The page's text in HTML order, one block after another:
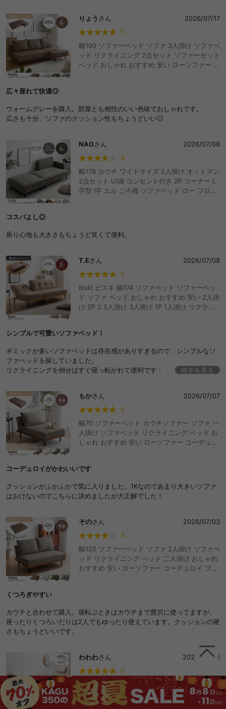
りょう さん
2026/07/17
5
幅190 ソファーベッド ソファ 3人掛け ソファベ
ッド リクライニング 2点セット ソファーセット
ベッド おしゃれ おすすめ 安い ローソファー コ
広々座れて快適◎
ウォームグレーを購入。部屋とも相性のいい色味でおしゃれです。
広さも十分、ソファのクッション性もちょうどいい◎
NAOさん
2026/07/08
4
幅178 カウチ ワイドサイズ 2人掛け オットマン
2点セット USB コンセント付き 2P コーナー L
字型 l字 エル ごろ寝 ソファベッド ロー フロア
コスパよし◎
座り心地も大きさもちょうど良くて便利。
T.Eさん
2026/07/08
5
Biski ビスキ 幅174 ソファベッド ソファーベッ
ド ソファ ベッド おしゃれ おすすめ 安い 2人掛
け 2P 2.5人掛け 3人掛け 1P 1人掛け リクライ
ー 黒脚 組立簡単
シンプルで可愛いソファベッド！
ギミックが多いソファベッドは存在感がありすぎるので、シンプルなソ
ファベッドを探していました。
リクライニングを倒せばすぐ寝っ転がれて便利です！
続きを見る
もかさん
2026/07/07
5
幅70 ソファーベッド カウチソファー ソファ 一
人掛け ソファベッド リクライニング ベッド お
しゃれ おすすめ 安い ローソファー コーデュロ
りたたみ 寝れる ごろ寝
コーデュロイがかわいいです
クッションがふかふかで気に入りました。1Kなのであまり大きいソファ
はおけないのでこちらに決めましたが大正解でした！
そのさん
2026/07/03
4
幅120 ソファーベッド ソファ 2人掛け ソファベ
ッド リクライニング ベッド 二人掛け おしゃれ
おすすめ 安い ローソファー コーデュロイ フロ
くつろぎやすい
カウチと合わせて購入。寝転ぶときはカウチまで贅沢に使ってますが、
座ったりくつろいだりは2人でもゆったり使えています。クッションの硬
さもちょうどいいです。
わわわさん
2026/04/03
5
幅100 ソファ ソファベッド ローソファ フロア
ソファ リクライニングソファ 1人掛け 一人掛け
一人用 1人用 1P 折りたたみ ワイド コンパクト